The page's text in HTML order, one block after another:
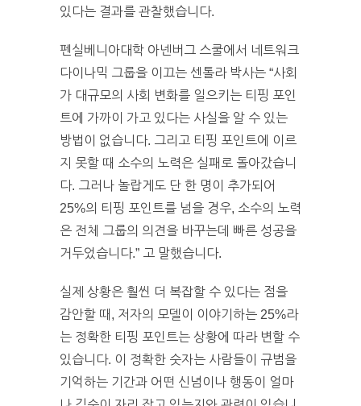
있다는 결과를 관찰했습니다.
펜실베니아대학 아넨버그 스쿨에서 네트워크
다이나믹 그룹을 이끄는 센톨라 박사는 “사회
가 대규모의 사회 변화를 일으키는 티핑 포인
트에 가까이 가고 있다는 사실을 알 수 있는
방법이 없습니다. 그리고 티핑 포인트에 이르
지 못할 때 소수의 노력은 실패로 돌아갔습니
다. 그러나 놀랍게도 단 한 명이 추가되어
25%의 티핑 포인트를 넘을 경우, 소수의 노력
은 전체 그룹의 의견을 바꾸는데 빠른 성공을
거두었습니다.” 고 말했습니다.
실제 상황은 훨씬 더 복잡할 수 있다는 점을
감안할 때, 저자의 모델이 이야기하는 25%라
는 정확한 티핑 포인트는 상황에 따라 변할 수
있습니다. 이 정확한 숫자는 사람들이 규범을
기억하는 기간과 어떤 신념이나 행동이 얼마